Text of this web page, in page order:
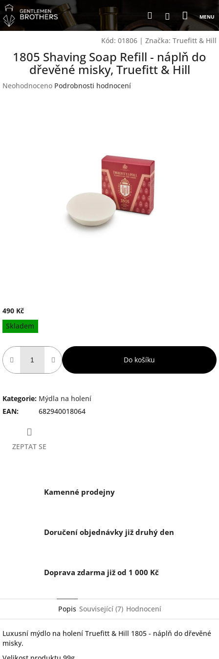
Přejít
na
obsah
HledatPřihlášení
košík
Kód: 01806 | Značka: Truefitt & Hill
1805 Shaving Soap Refill - náplň do
dřevěné misky, Truefitt & Hill
Průměrné
Neohodnoceno Podrobnosti hodnocení
490 Kč
Měrná
cena:
Skladem
Do košíku
Kategorie: Mýdla na holení
EAN: 682940018064
ZEPTAT SE
Kamenné prodejny
Doručení objednávky již druhý den
Doprava zdarma již od 1 000 Kč
Popis Související (7) Hodnocení
Luxusní mýdlo na holení Truefitt & Hill 1805 - náplň do dřevěné
misky.